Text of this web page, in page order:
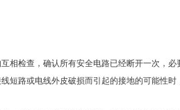
相检查，确认所有安全电路已经断开一次，必
短路或电线外皮破损而引起的接地的可能性时